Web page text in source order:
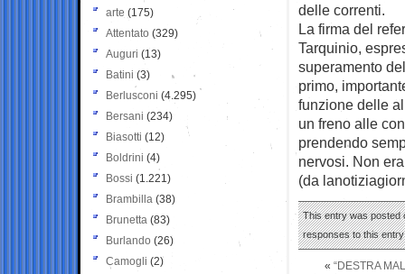
delle correnti.
La firma del
Tarquinio,
superamento
primo,
funzione delle
un freno alle
prendendo
nervosi. Non
(da
This entry was posted
responses to this
« “DESTRA
arte (175)
Attentato (329)
Auguri (13)
Batini (3)
Berlusconi (4.295)
Bersani (234)
Biasotti (12)
Boldrini (4)
Bossi (1.221)
Brambilla (38)
Brunetta (83)
Burlando (26)
Camogli (2)